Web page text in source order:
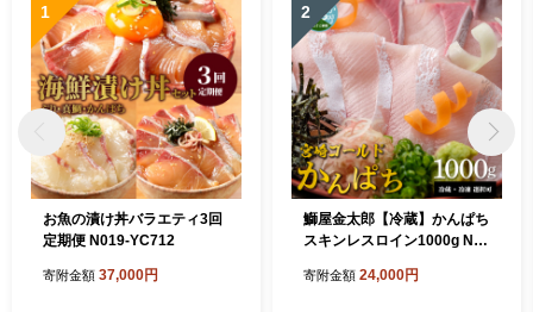
1
お魚の漬け丼バラエティ3回
定期便 N019-YC712
寄附金額 37,000円
2
鰤屋金太郎【冷蔵】かんぱち
スキンレスロイン1000g N01
寄附金額 24,000円